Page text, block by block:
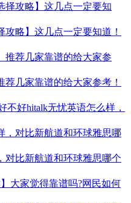
略】这几点一定要知道！
荐几家靠谱的给大家参考！
hitalk无忧英语怎么样，
对比新航道和环球雅思哪个